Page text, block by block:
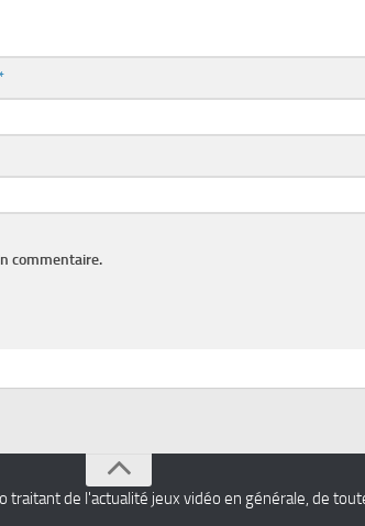
commentaire.
traitant de l'actualité jeux vidéo en générale, de